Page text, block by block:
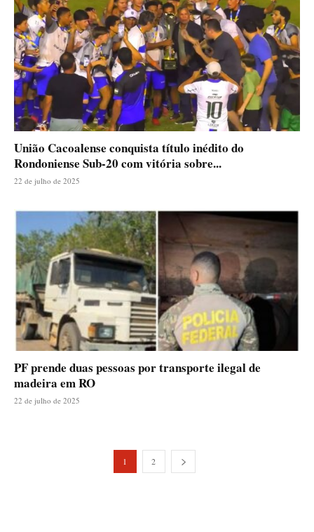
União Cacoalense conquista título inédito do
Rondoniense Sub-20 com vitória sobre...
22 de julho de 2025
PF prende duas pessoas por transporte ilegal de
madeira em RO
22 de julho de 2025
1 2